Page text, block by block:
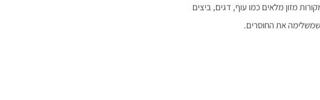
מזון מלאים כמו עוף, דגים, ביצים
שמשלימה את החוסרים.